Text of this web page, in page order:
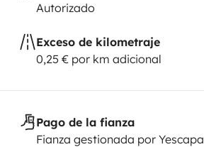
Autorizado
Exceso de kilometraje
0,25 € por km adicional
Pago de la fianza
Fianza gestionada por Yescapa